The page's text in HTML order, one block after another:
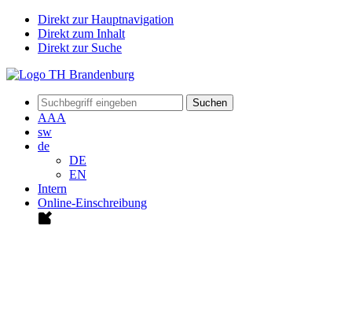
Direkt zur Hauptnavigation
Direkt zum Inhalt
Direkt zur Suche
Suchen
AAA
sw
de
DE
EN
Intern
Online-Einschreibung